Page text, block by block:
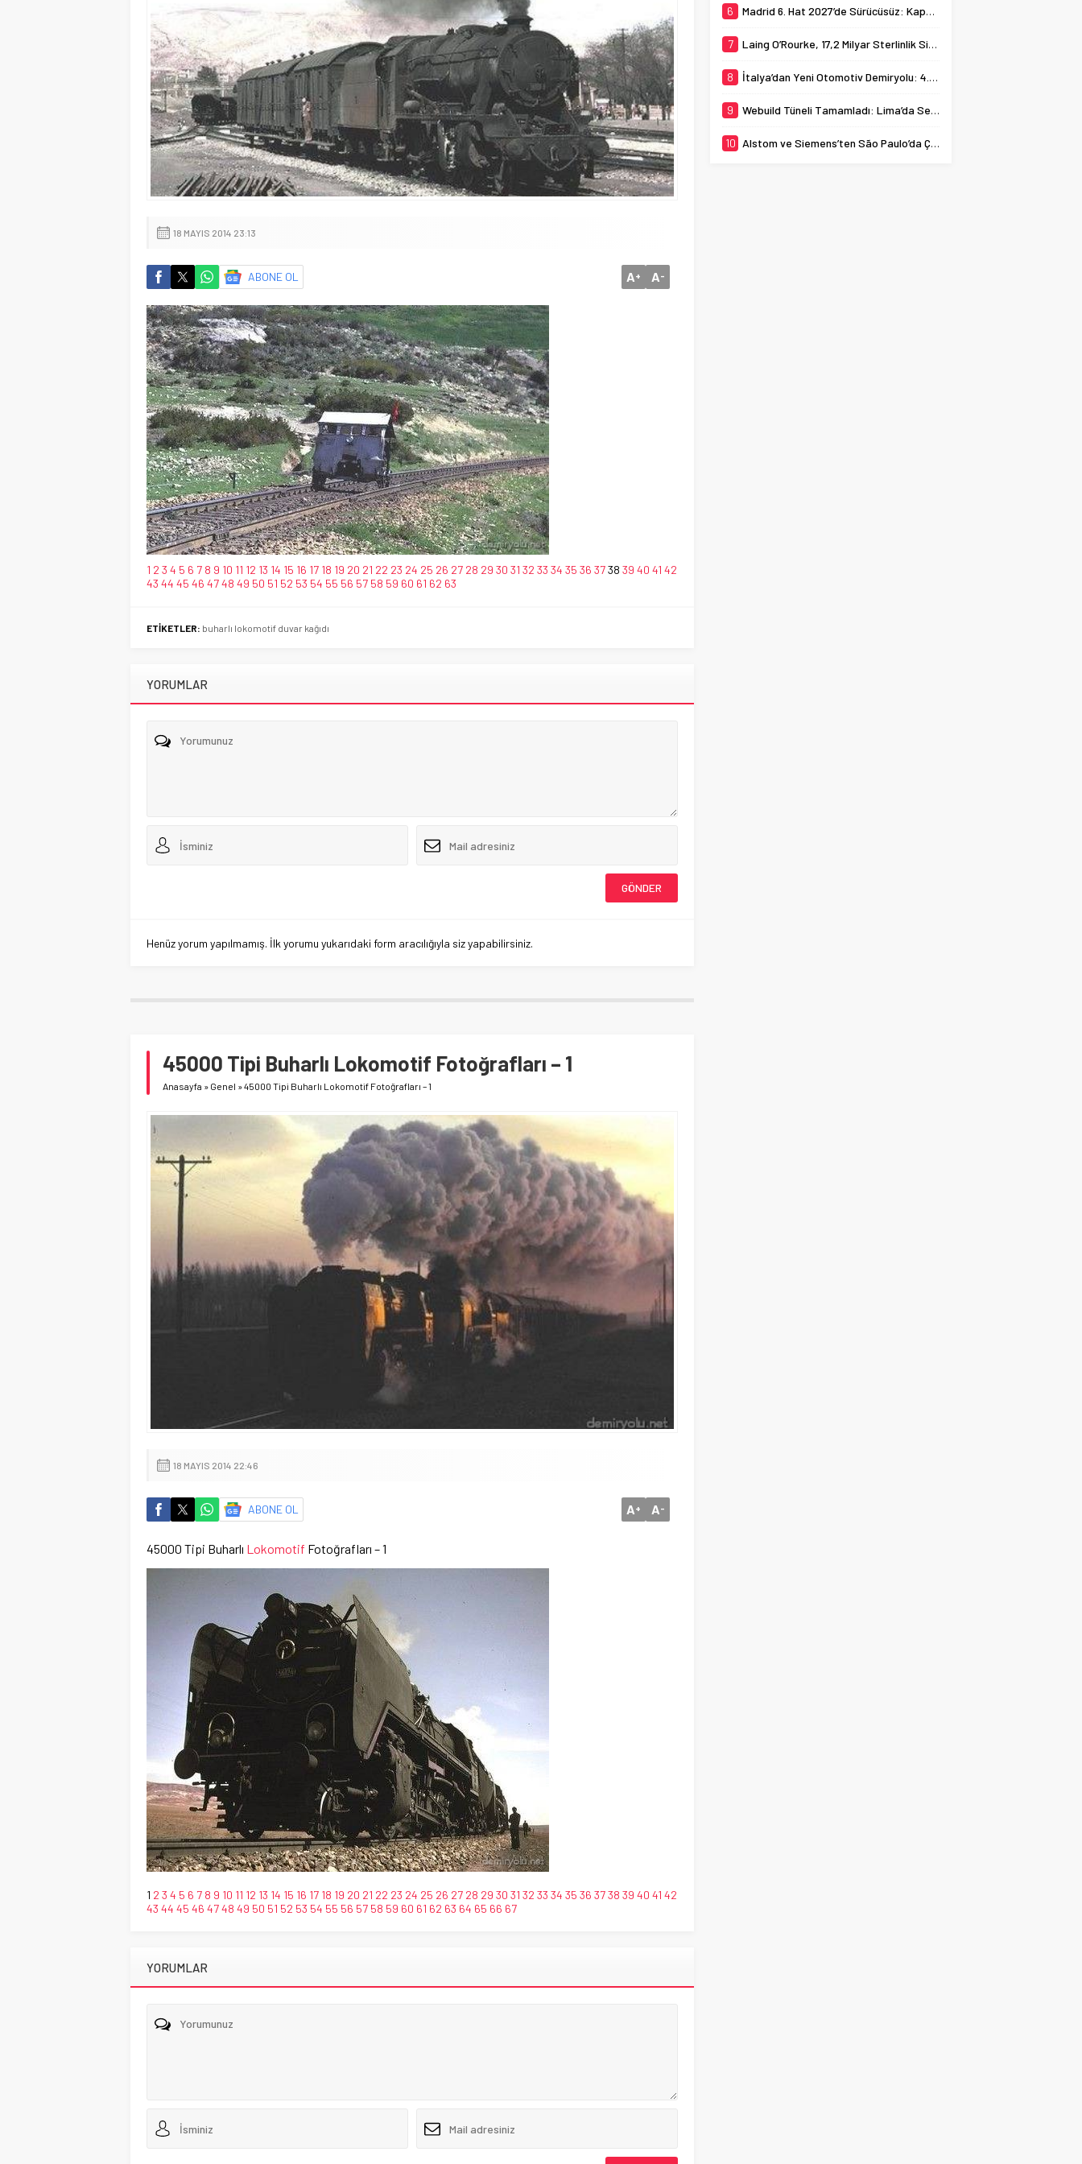
18 MAYIS 2014 23:13
ABONE OL A+ A-
1 2 3 4 5 6 7 8 9 10 11 12 13 14 15 16 17 18 19 20 21 22 23 24 25 26 27 28 29 30 31 32 33 34 35 36 3738 39 40 41 42
43 44 45 46 4748 49 50 51 52 53 54 55 56 57 58 59 60 61 62 63
ETİKETLER: buharlı lokomotif duvar kağıdı
YORUMLAR
Henüz yorum yapılmamış. İlk yorumu yukarıdaki form aracılığıyla siz yapabilirsiniz.
45000 Tipi Buharlı Lokomotif Fotoğrafları – 1
Anasayfa » Genel »45000 Tipi Buharlı Lokomotif Fotoğrafları – 1
18 MAYIS 2014 22:46
ABONE OL A+ A-
45000 Tipi Buharlı Lokomotif Fotoğrafları – 1
1 2 3 4 5 6 7 8 9 10 11 12 13 14 15 16 17 18 19 20 21 22 23 24 25 26 27 28 29 30 31 32 33 34 35 36 3738 39 40 41 42
43 44 45 46 4748 49 50 51 52 53 54 55 56 57 58 59 60 61 62 63 64 65 66 67
YORUMLAR
6 Madrid 6. Hat 2027’de Sürücüsüz: Kapasite %70 Artacak
7 Laing O’Rourke, 17,2 Milyar Sterlinlik Siparişle Tesis Büyütüyor
8 İtalya’dan Yeni Otomotiv Demiryolu: 4.800 Ton CO2 Tasarrufu
9 Webuild Tüneli Tamamladı: Lima’da Seyahat 45 Dakikaya İndi
10 Alstom ve Siemens’ten São Paulo’da Çifte Sinyal Hamlesi